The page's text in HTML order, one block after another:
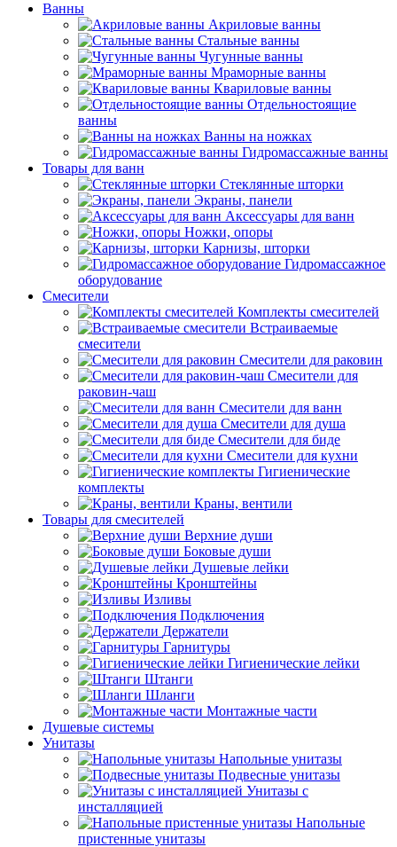
Ванны
Акриловые ванны
Стальные ванны
Чугунные ванны
Мраморные ванны
Квариловые ванны
Отдельностоящие
ванны
Ванны на ножках
Гидромассажные ванны
Товары для ванн
Стеклянные шторки
Экраны, панели
Аксессуары для ванн
Ножки, опоры
Карнизы, шторки
Гидромассажное
оборудование
Смесители
Комплекты смесителей
Встраиваемые
смесители
Смесители для раковин
Смесители для
раковин-чаш
Смесители для ванн
Смесители для душа
Смесители для биде
Смесители для кухни
Гигиенические
комплекты
Краны, вентили
Товары для смесителей
Верхние души
Боковые души
Душевые лейки
Кронштейны
Изливы
Подключения
Держатели
Гарнитуры
Гигиенические лейки
Штанги
Шланги
Монтажные части
Душевые системы
Унитазы
Напольные унитазы
Подвесные унитазы
Унитазы с
инсталляцией
Напольные
пристенные унитазы